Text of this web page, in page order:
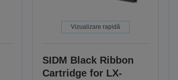
Vizualizare rapidă
SIDM Black Ribbon
Cartridge for LX-